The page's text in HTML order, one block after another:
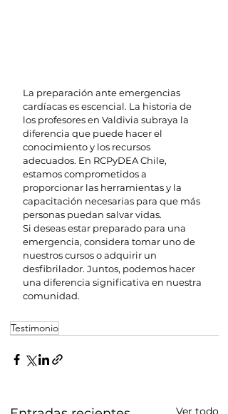
La preparación ante emergencias
cardíacas es escencial. La historia de
los profesores en Valdivia subraya la
diferencia que puede hacer el
conocimiento y los recursos
adecuados. En RCPyDEA Chile,
estamos comprometidos a
proporcionar las herramientas y la
capacitación necesarias para que más
personas puedan salvar vidas.
Si deseas estar preparado para una
emergencia, considera tomar uno de
nuestros cursos o adquirir un
desfibrilador. Juntos, podemos hacer
una diferencia significativa en nuestra
comunidad.
Testimonio
Ver todo